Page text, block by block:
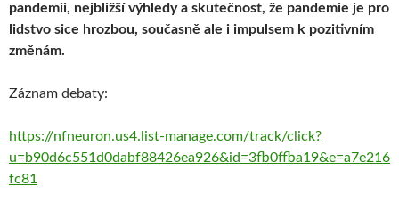
pandemii, nejbližší výhledy a skutečnost, že pandemie je pro
lidstvo sice hrozbou, současně ale i impulsem k pozitivním
změnám.
Záznam debaty:
https://nfneuron.us4.list-manage.com/track/click?
u=b90d6c551d0dabf88426ea926&id=3fb0ffba19&e=a7e216
fc81